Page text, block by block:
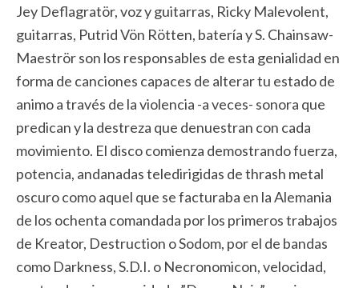
Jey Deflagratör, voz y guitarras, Ricky Malevolent,
guitarras, Putrid Vön Rötten, batería y S. Chainsaw-
Maeströr son los responsables de esta genialidad en
forma de canciones capaces de alterar tu estado de
animo a través de la violencia -a veces- sonora que
predican y la destreza que denuestran con cada
movimiento. El disco comienza demostrando fuerza,
potencia, andanadas teledirigidas de thrash metal
oscuro como aquel que se facturaba en la Alemania
de los ochenta comandada por los primeros trabajos
de Kreator, Destruction o Sodom, por el de bandas
como Darkness, S.D.I. o Necronomicon, velocidad,